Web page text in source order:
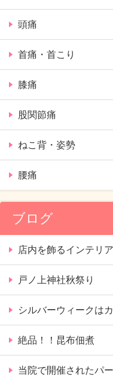
頭痛
首痛・首こり
膝痛
股関節痛
ねこ背・姿勢
腰痛
ブログ
店内を飾るインテリア
戸ノ上神社秋祭り
シルバーウィークは
絶品！！昆布佃煮
当院で開催されたパ